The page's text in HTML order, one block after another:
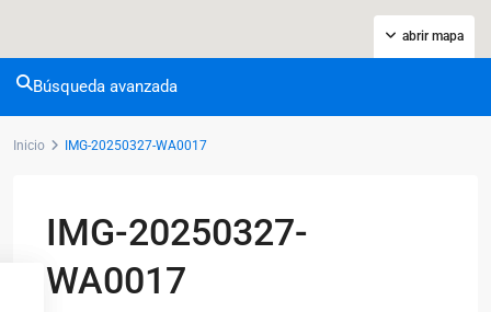
abrir mapa
Búsqueda avanzada
Inicio IMG-20250327-WA0017
IMG-20250327-
WA0017